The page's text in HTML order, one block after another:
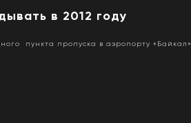
в 2012 году
пункта пропуска в аэропорту «Байкал»